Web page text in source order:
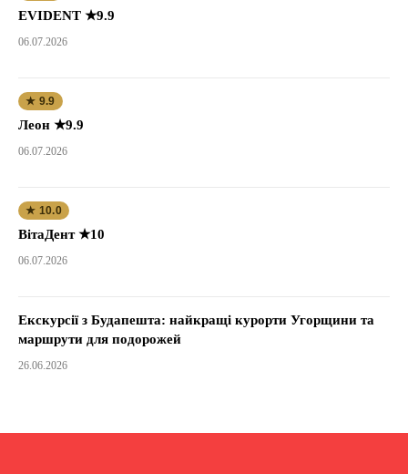
EVIDENT ★9.9
06.07.2026
★ 9.9
Леон ★9.9
06.07.2026
★ 10.0
ВітаДент ★10
06.07.2026
Екскурсії з Будапешта: найкращі курорти Угорщини та
маршрути для подорожей
26.06.2026